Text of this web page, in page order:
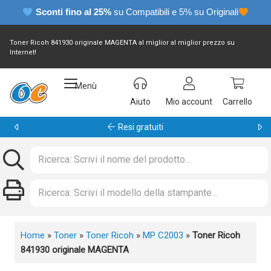
Sconti fino al 25% su Compatibili e 5% su Originali
Toner Ricoh 841930 originale MAGENTA al miglior al miglior prezzo su
Internet!
Menù
Aiuto
Mio account Carrello
Resi gratuiti
Home » Toner » Toner Ricoh » MP C2003 » Toner Ricoh
841930 originale MAGENTA